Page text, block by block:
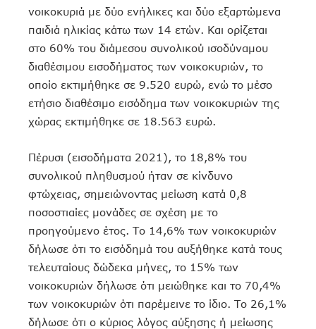
νοικοκυριά με δύο ενήλικες και δύο εξαρτώμενα
παιδιά ηλικίας κάτω των 14 ετών. Και ορίζεται
στο 60% του διάμεσου συνολικού ισοδύναμου
διαθέσιμου εισοδήματος των νοικοκυριών, το
οποίο εκτιμήθηκε σε 9.520 ευρώ, ενώ το μέσο
ετήσιο διαθέσιμο εισόδημα των νοικοκυριών της
χώρας εκτιμήθηκε σε 18.563 ευρώ.
Πέρυσι (εισοδήματα 2021), το 18,8% του
συνολικού πληθυσμού ήταν σε κίνδυνο
φτώχειας, σημειώνοντας μείωση κατά 0,8
ποσοστιαίες μονάδες σε σχέση με το
προηγούμενο έτος. Το 14,6% των νοικοκυριών
δήλωσε ότι το εισόδημά του αυξήθηκε κατά τους
τελευταίους δώδεκα μήνες, το 15% των
νοικοκυριών δήλωσε ότι μειώθηκε και το 70,4%
των νοικοκυριών ότι παρέμεινε το ίδιο. Το 26,1%
δήλωσε ότι ο κύριος λόγος αύξησης ή μείωσης